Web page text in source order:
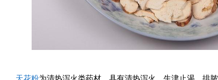
天花粉为清热泻火类药材，具有清热泻火，生津止渴，排